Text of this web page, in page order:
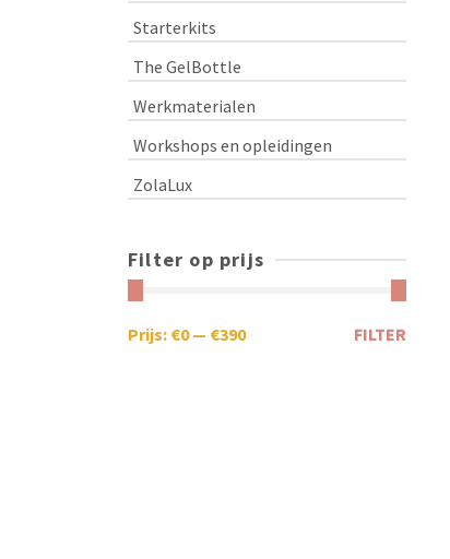
Starterkits
The GelBottle
Werkmaterialen
Workshops en opleidingen
ZolaLux
Filter op prijs
FILTER
Prijs: €0— €390